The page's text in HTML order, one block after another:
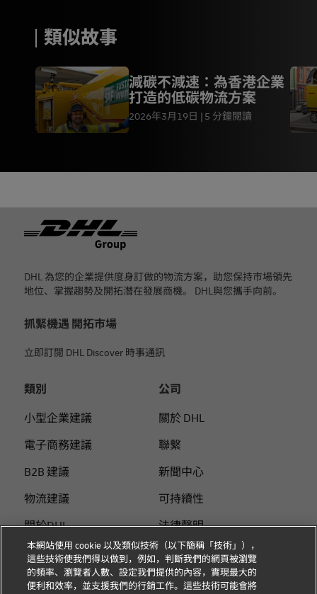
類似故事
減碳不減速：為香港企業
打造的低碳物流方案
2026年3月19日 5 分鐘閱讀
DHL 為您的企業提供度身訂做的物流方案，助您保持市場領先
地位、掌握趨勢及開拓潛在發展商機。 DHL與您攜手向前。
抓緊機遇 開拓市場
立即訂閱 DHL Discover 時事通訊
類別
小型企業建議
電子商務建議
B2B 建議
物流建議
關於DHL
使用DHL付運
個人付運指南
公司
關於 DHL
聯繫
新聞中心
可持續性
法律聲明
使用條款
隱私
本網站使用 cookie 以及類似技術（以下簡稱「技術」），
這些技術使我們得以做到，例如，判斷我們的網頁被瀏覽
的頻率、瀏覽者人數、設定我們提供的內容，實現最大的
便利和效率，並支援我們的行銷工作。這些技術可能會將